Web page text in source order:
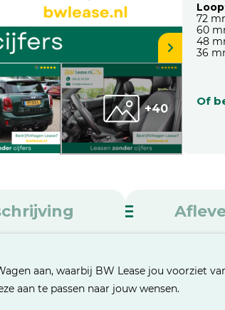
+40
72
60
48
36
Of
aan, waarbij BW Lease jou voorziet
aan te passen naar jouw wensen.